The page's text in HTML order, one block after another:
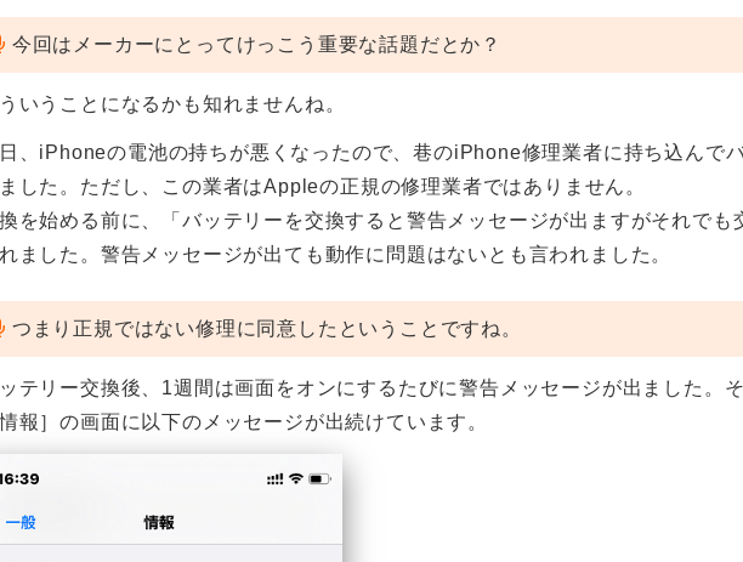
今回はメーカーにとってけっこう重要な話題だとか？
いうことになるかも知れませんね。
、iPhoneの電池の持ちが悪くなったので、巷のiPhone修理業者に持ち込んで
した。ただし、この業者はAppleの正規の修理業者ではありません。
を始める前に、「バッテリーを交換すると警告メッセージが出ますがそれでも
ました。警告メッセージが出ても動作に問題はないとも言われました。
つまり正規ではない修理に同意したということですね。
テリー交換後、1週間は画面をオンにするたびに警告メッセージが出ました。
情報］の画面に以下のメッセージが出続けています。